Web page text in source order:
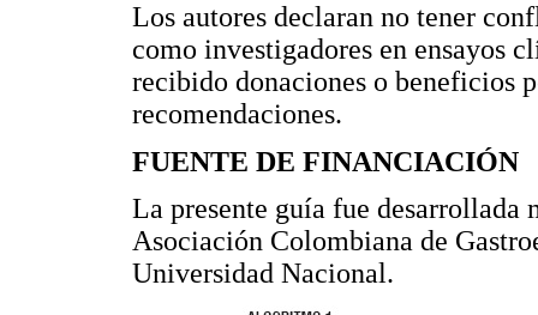
Los autores declaran no tener
como investigadores en ensayos
recibido donaciones o beneficios
recomendaciones.
FUENTE DE FINANCIACIÓN
La presente guía fue desarrollada
Asociación Colombiana de
Universidad Nacional.